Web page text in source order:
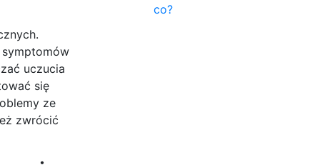
uczucia
się
ze
zwrócić
co?